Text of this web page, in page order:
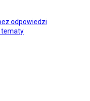
odpowiedzi
tematy